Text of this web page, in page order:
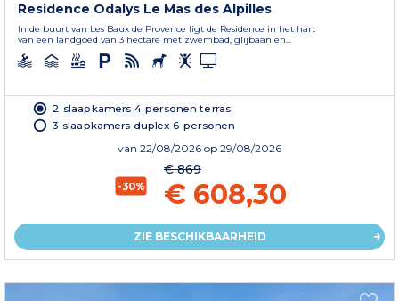
Residence Odalys Le Mas des Alpilles
In de buurt van Les Baux de Provence ligt de Residence in het hart
van een landgoed van 3 hectare met zwembad, glijbaan en...
2 slaapkamers 4 personen terras
3 slaapkamers duplex 6 personen
van 22/08/2026 op 29/08/2026
-30%
€ 869
€ 608,30
ZIE BESCHIKBAARHEID